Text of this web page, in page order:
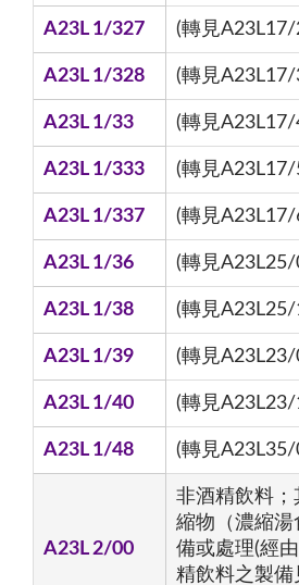
A23L 1/327 (轉見A23L17/
A23L 1/328 (轉見A23L17/
A23L 1/33 (轉見A23L17/
A23L 1/333 (轉見A23L17/
A23L 1/337 (轉見A23L17/
A23L 1/36 (轉見A23L25/
A23L 1/38 (轉見A23L25/
A23L 1/39 (轉見A23L23/
A23L 1/40 (轉見A23L23/
A23L 1/48 (轉見A23L35/
A23L 2/00
非酒精飲料；
縮物（濃縮
備或處理(經
精飲料之製備